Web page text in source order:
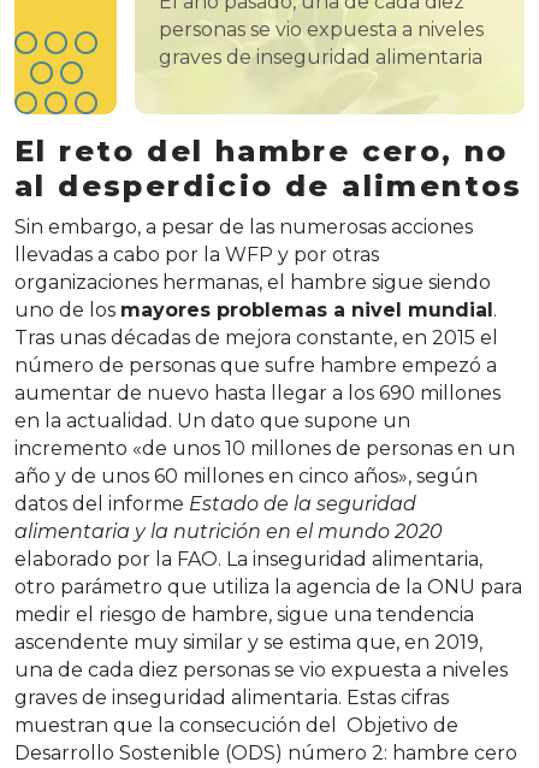
personas se vio expuesta a niveles
graves de inseguridad alimentaria
El reto del hambre cero, no
al desperdicio de alimentos
Sin embargo, a pesar de las numerosas acciones
llevadas a cabo por la WFP y por otras
organizaciones hermanas, el hambre sigue siendo
uno de los mayores problemas a nivel mundial.
Tras unas décadas de mejora constante, en 2015 el
número de personas que sufre hambre empezó a
aumentar de nuevo hasta llegar a los 690 millones
en la actualidad. Un dato que supone un
incremento «de unos 10 millones de personas en un
año y de unos 60 millones en cinco años», según
datos del informe Estado de la seguridad
alimentaria y la nutrición en el mundo 2020
elaborado por la FAO. La inseguridad alimentaria,
otro parámetro que utiliza la agencia de la ONU para
medir el riesgo de hambre, sigue una tendencia
ascendente muy similar y se estima que, en 2019,
una de cada diez personas se vio expuesta a niveles
graves de inseguridad alimentaria. Estas cifras
muestran que la consecución del Objetivo de
Desarrollo Sostenible (ODS) número 2: hambre cero